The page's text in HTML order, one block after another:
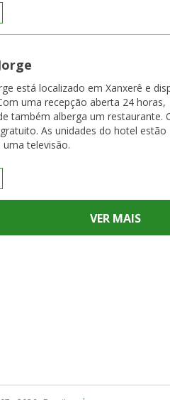
está localizado em Xanxerê e
uma recepção aberta 24 horas,
também alberga um restaurante.
do hotel estão
televisão.
VER MAIS
- 2026 · BrasiLocal